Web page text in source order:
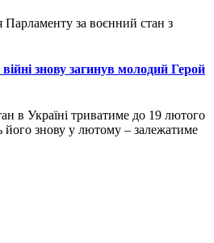
Парламенту за воєнний стан з
знову загинув молодий Герой
в Україні триватиме до 19 лютого
його знову у лютому – залежатиме